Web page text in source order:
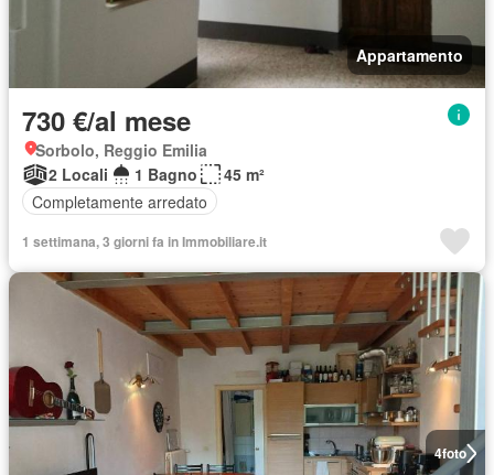
Appartamento
730 €/al mese
Sorbolo, Reggio Emilia
2 Locali
1 Bagno
45 m²
Completamente arredato
1 settimana, 3 giorni fa in Immobiliare.it
4foto